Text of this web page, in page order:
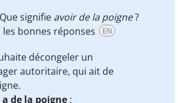
signifie avoir de la poigne?
bonnes réponses
EN
décongeler un
autoritaire, qui ait de
.
a de la poigne :